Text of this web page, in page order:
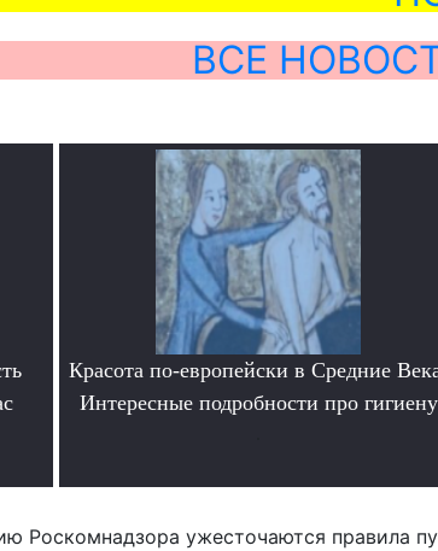
ВСЕ
Красота по-европейски в Средние
Интересные подробности про гигиену
Роскомнадзора ужесточаются правила